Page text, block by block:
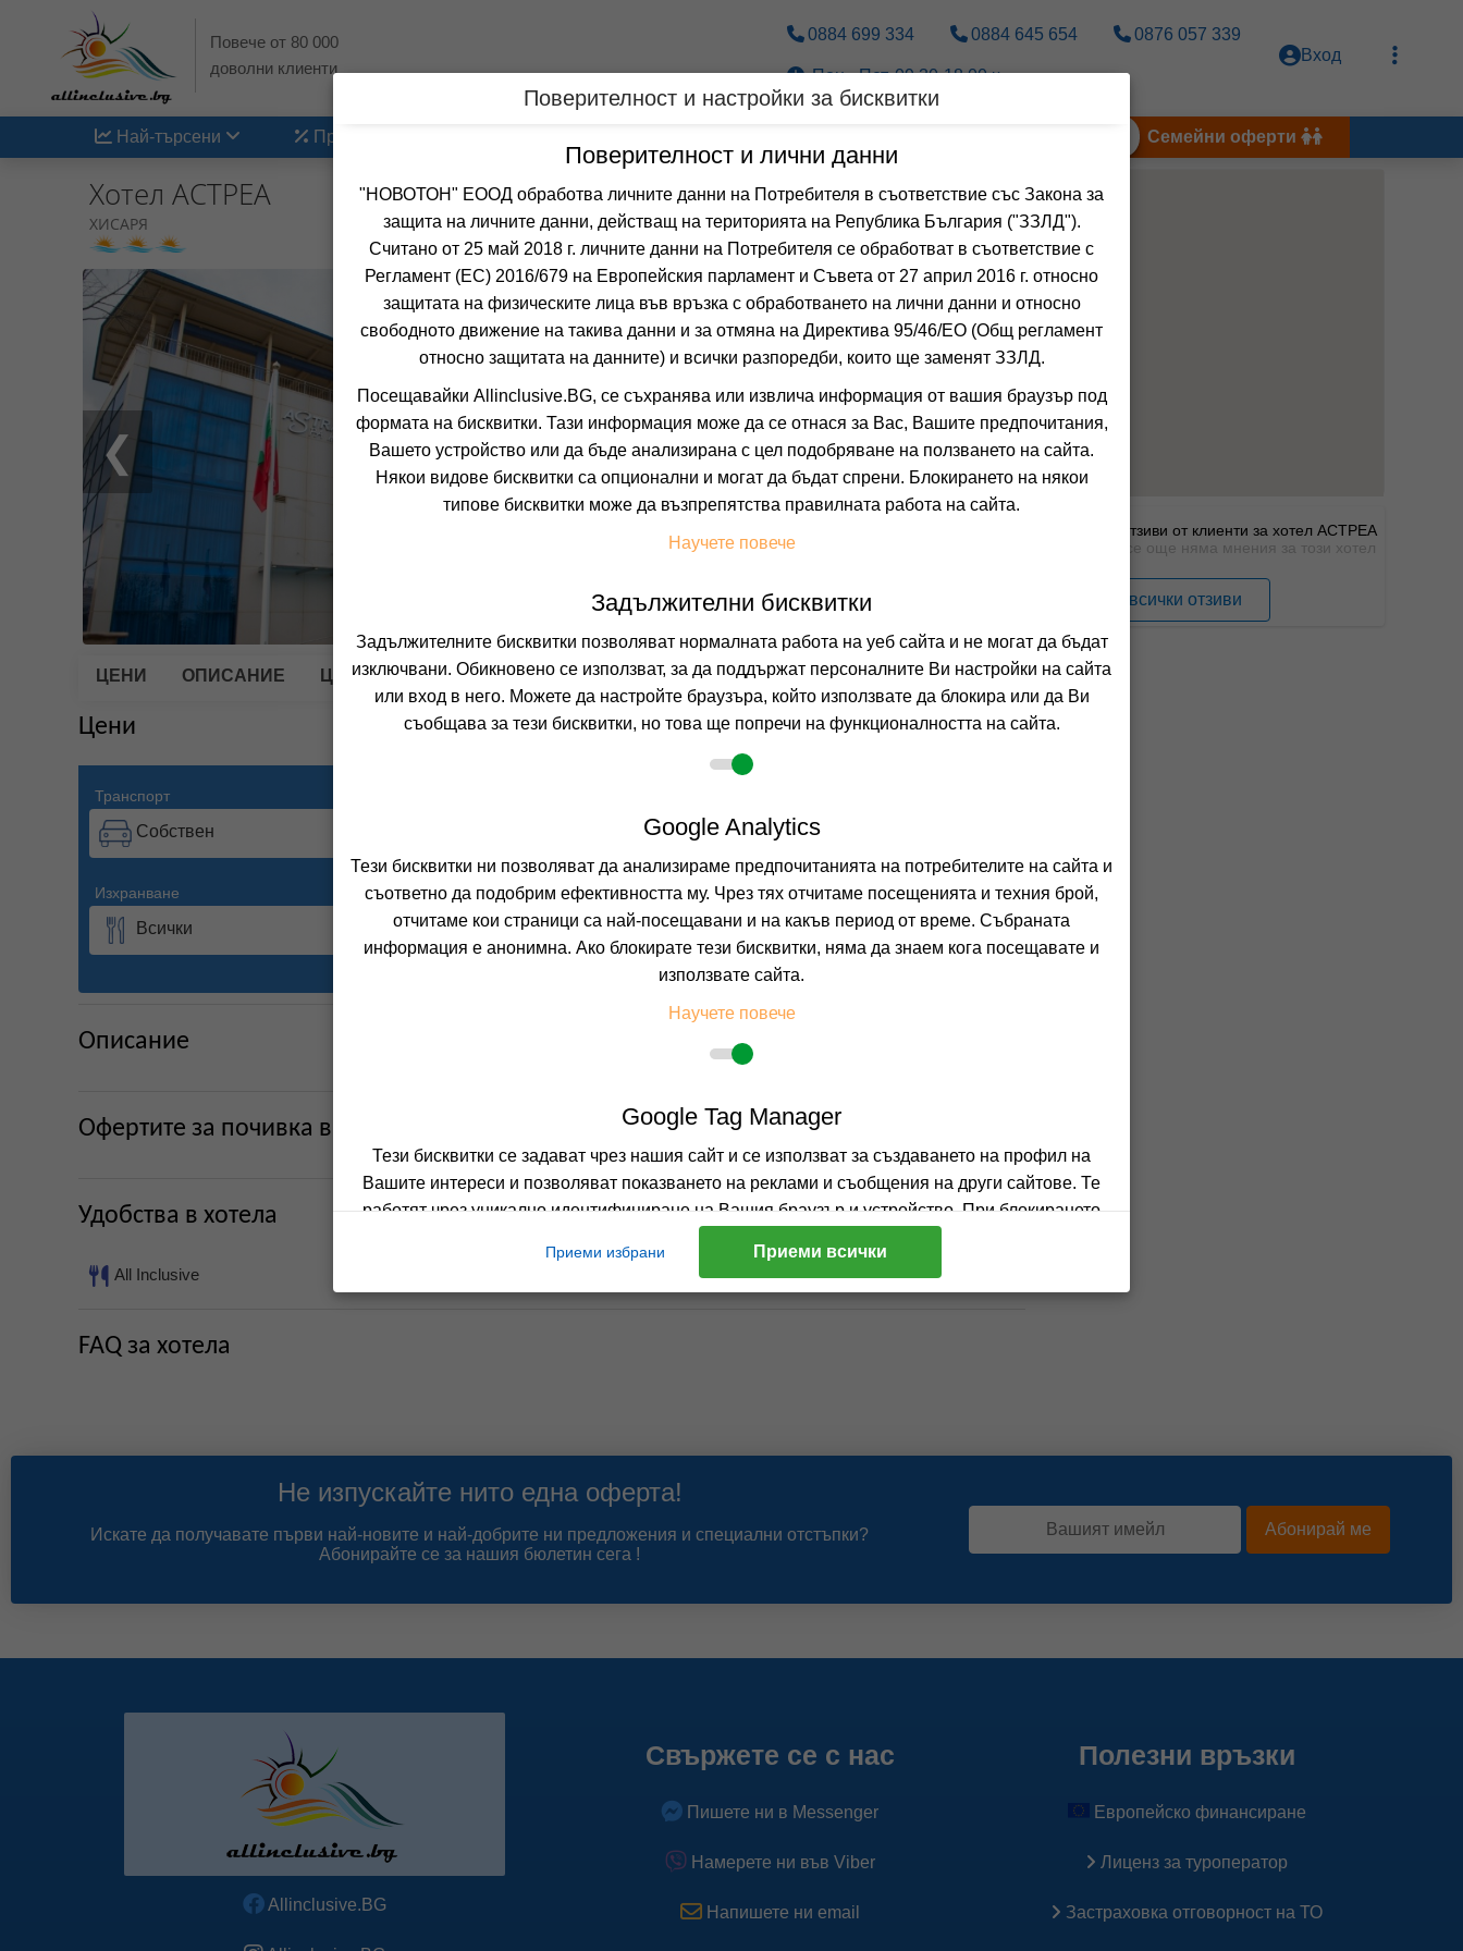
Повече от 80 000
доволни клиенти
0884 699 334 0884 645 654 0876 057 339
Пон.- Пет. 09.30-18.00 ч.
Вход
Най-търсени Промоции Семейни оферти
Хотел АСТРЕА
ХИСАРЯ
❮ ❯
ЦЕНИ ОПИСАНИЕ ЦЕНИТЕ ВКЛЮЧВАТ УДОБСТВА В ХОТЕЛА FAQ ЗА ХОТЕЛА
Цени
Транспорт
Собствен
Изхранване Настаняване
Всички 2 възрастни
Описание
Офертите за почивка в хотел АСТРЕА включват
Удобства в хотела
All Inclusive
FAQ за хотела
Отзиви от клиенти за хотел АСТРЕА
все още няма мнения за този хотел
Виж всички отзиви
Не изпускайте нито една оферта!
Искате да получавате първи най-новите и най-добрите ни предложения и специални отстъпки?
Абонирайте се за нашия бюлетин сега !
Абонирай ме
Поверителност и настройки за бисквитки
Поверителност и лични данни
"НОВОТОН" ЕООД обработва личните данни на Потребителя в съответствие със Закона за
защита на личните данни, действащ на територията на Република България ("ЗЗЛД").
Считано от 25 май 2018 г. личните данни на Потребителя се обработват в съответствие с
Регламент (ЕС) 2016/679 на Европейския парламент и Съвета от 27 април 2016 г. относно
защитата на физическите лица във връзка с обработването на лични данни и относно
свободното движение на такива данни и за отмяна на Директива 95/46/EО (Общ регламент
относно защитата на данните) и всички разпоредби, които ще заменят ЗЗЛД.
Посещавайки Allinclusive.BG, се съхранява или извлича информация от вашия браузър под
формата на бисквитки. Тази информация може да се отнася за Вас, Вашите предпочитания,
Вашето устройство или да бъде анализирана с цел подобряване на ползването на сайта.
Някои видове бисквитки са опционални и могат да бъдат спрени. Блокирането на някои
типове бисквитки може да възпрепятства правилната работа на сайта.
Научете повече
Задължителни бисквитки
Задължителните бисквитки позволяват нормалната работа на уеб сайта и не могат да бъдат
изключвани. Обикновено се използват, за да поддържат персоналните Ви настройки на сайта
или вход в него. Можете да настройте браузъра, който използвате да блокира или да Ви
съобщава за тези бисквитки, но това ще попречи на функционалността на сайта.
Google Analytics
Тези бисквитки ни позволяват да анализираме предпочитанията на потребителите на сайта и
съответно да подобрим ефективността му. Чрез тях отчитаме посещенията и техния брой,
отчитаме кои страници са най-посещавани и на какъв период от време. Събраната
информация е анонимна. Ако блокирате тези бисквитки, няма да знаем кога посещавате и
използвате сайта.
Научете повече
Google Tag Manager
Тези бисквитки се задават чрез нашия сайт и се използват за създаването на профил на
Вашите интереси и позволяват показването на реклами и съобщения на други сайтове. Те
работят чрез уникално идентифициране на Вашия браузър и устройство. При блокирането
Научете повече
Научете повече за Pixel
Приеми избрани Приеми всички
Allinclusive.BG
Свържете се с нас
Пишете ни в Messenger
Намерете ни във Viber
Напишете ни email
Полезни връзки
Европейско финансиране
Лиценз за туроператор
Застраховка oтговорност на ТО